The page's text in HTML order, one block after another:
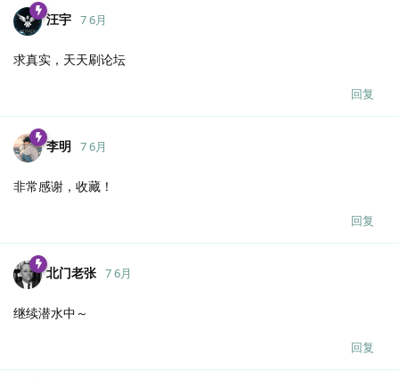
汪宇 7 6月
求真实，天天刷论坛
回复
李明 7 6月
非常感谢，收藏！
回复
北门老张 7 6月
继续潜水中～
回复